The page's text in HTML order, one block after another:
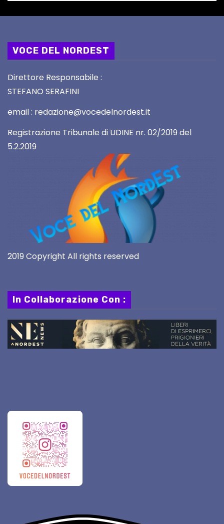
VOCE DEL NORDEST
Direttore Responsabile :
STEFANO SERAFINI
email : redazione@vocedelnordest.it
Registrazione Tribunale di UDINE nr. 02/2019 del
5.2.2019
2019 Copyright All rights reserved
In Collaborazione Con :